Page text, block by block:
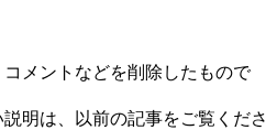
コメントなどを削除したもので
明は、以前の記事をご覧くださ